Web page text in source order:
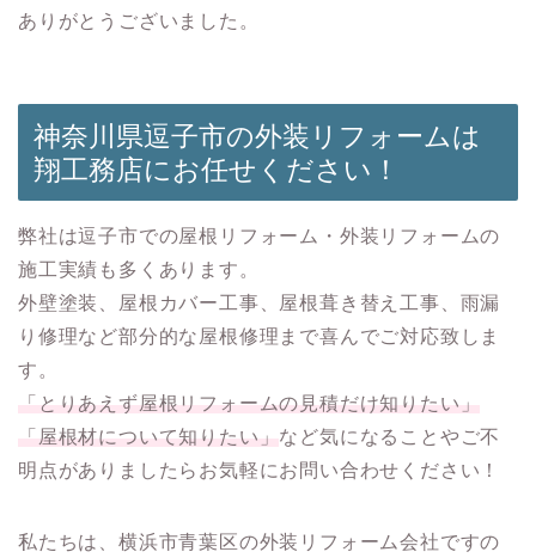
ありがとうございました。
神奈川県逗子市の外装リフォームは
翔工務店にお任せください！
弊社は逗子市での屋根リフォーム・外装リフォームの
施工実績も多くあります。
外壁塗装、屋根カバー工事、屋根葺き替え工事、雨漏
り修理など部分的な屋根修理まで喜んでご対応致しま
す。
「とりあえず屋根リフォームの見積だけ知りたい」
「屋根材について知りたい」 など気になることやご不
明点がありましたらお気軽にお問い合わせください！
私たちは、横浜市青葉区の外装リフォーム会社ですの